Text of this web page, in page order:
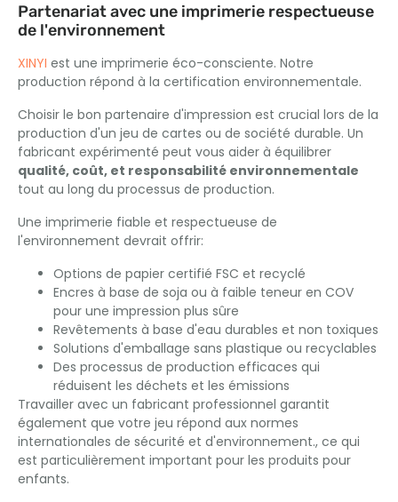
Partenariat avec une imprimerie respectueuse
de l'environnement
XINYI est une imprimerie éco-consciente. Notre
production répond à la certification environnementale.
Choisir le bon partenaire d'impression est crucial lors de la
production d'un jeu de cartes ou de société durable. Un
fabricant expérimenté peut vous aider à équilibrer
qualité, coût, et responsabilité environnementale
tout au long du processus de production.
Une imprimerie fiable et respectueuse de
l'environnement devrait offrir:
Options de papier certifié FSC et recyclé
Encres à base de soja ou à faible teneur en COV
pour une impression plus sûre
Revêtements à base d'eau durables et non toxiques
Solutions d'emballage sans plastique ou recyclables
Des processus de production efficaces qui
réduisent les déchets et les émissions
Travailler avec un fabricant professionnel garantit
également que votre jeu répond aux normes
internationales de sécurité et d'environnement., ce qui
est particulièrement important pour les produits pour
enfants.